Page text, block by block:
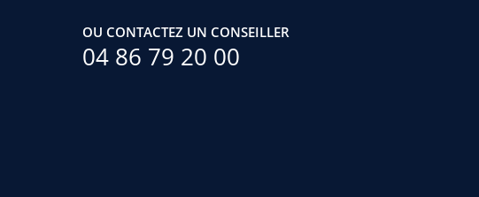
OU CONTACTEZ UN CONSEILLER
04 86 79 20 00